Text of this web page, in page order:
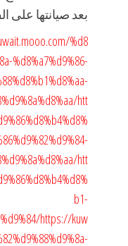
بعد صيانتها على
%d8
%d8%a7%d9%86-
htt
htt
b1-
https://kuw